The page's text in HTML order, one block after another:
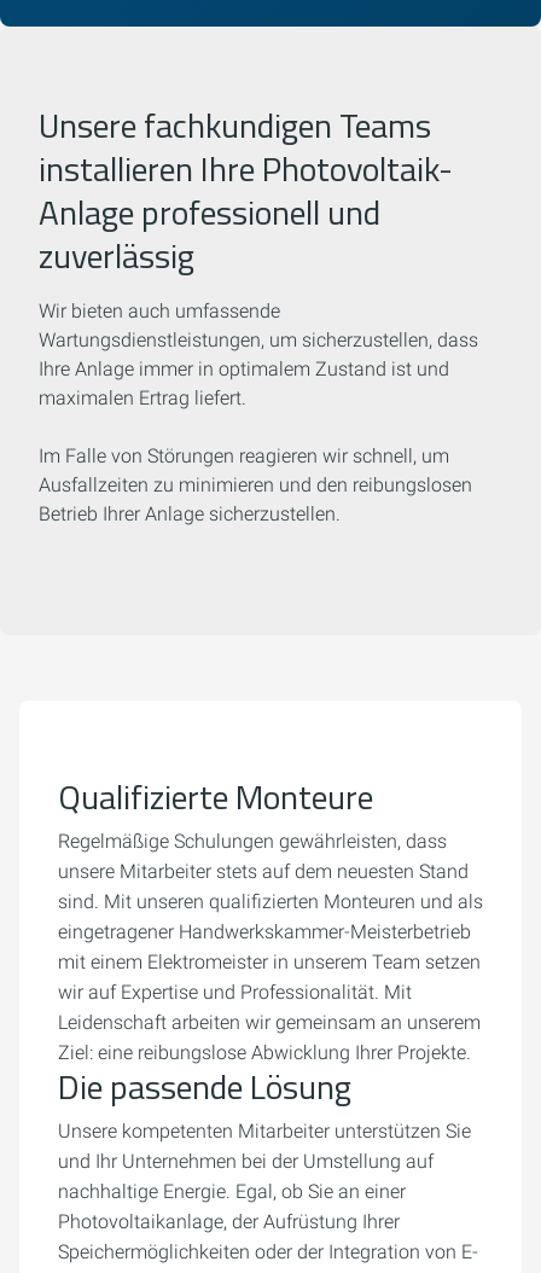
Unsere fachkundigen Teams
installieren Ihre Photovoltaik-
Anlage professionell und
zuverlässig
Wir bieten auch umfassende
Wartungsdienstleistungen, um sicherzustellen, dass
Ihre Anlage immer in optimalem Zustand ist und
maximalen Ertrag liefert.
Im Falle von Störungen reagieren wir schnell, um
Ausfallzeiten zu minimieren und den reibungslosen
Betrieb Ihrer Anlage sicherzustellen.
Qualifizierte Monteure
Regelmäßige Schulungen gewährleisten, dass
unsere Mitarbeiter stets auf dem neuesten Stand
sind. Mit unseren qualifizierten Monteuren und als
eingetragener Handwerkskammer-Meisterbetrieb
mit einem Elektromeister in unserem Team setzen
wir auf Expertise und Professionalität. Mit
Leidenschaft arbeiten wir gemeinsam an unserem
Ziel: eine reibungslose Abwicklung Ihrer Projekte.
Die passende Lösung
Unsere kompetenten Mitarbeiter unterstützen Sie
und Ihr Unternehmen bei der Umstellung auf
nachhaltige Energie. Egal, ob Sie an einer
Photovoltaikanlage, der Aufrüstung Ihrer
Speichermöglichkeiten oder der Integration von E-